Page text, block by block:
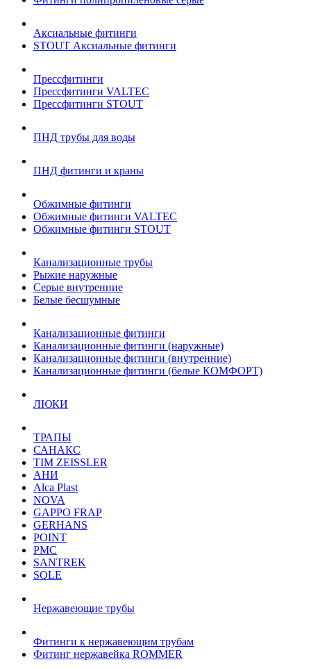
Аксиальные фитинги
STOUT Аксиальные фитинги
Прессфитинги
Прессфитинги VALTEC
Прессфитинги STOUT
ПНД трубы для воды
ПНД фитинги и краны
Обжимные фитинги
Обжимные фитинги VALTEC
Обжимные фитинги STOUT
Канализационные трубы
Рыжие наружные
Серые внутренние
Белые бесшумные
Канализационные фитинги
Канализационные фитинги (наружные)
Канализационные фитинги (внутренние)
Канализационные фитинги (белые КОМФОРТ)
ЛЮКИ
ТРАПЫ
САНАКС
TIM ZEISSLER
АНИ
Alca Plast
NOVA
GAPPO FRAP
GERHANS
POINT
РМС
SANTREK
SOLE
Нержавеющие трубы
Фитинги к нержавеющим трубам
Фитинг нержавейка ROMMER